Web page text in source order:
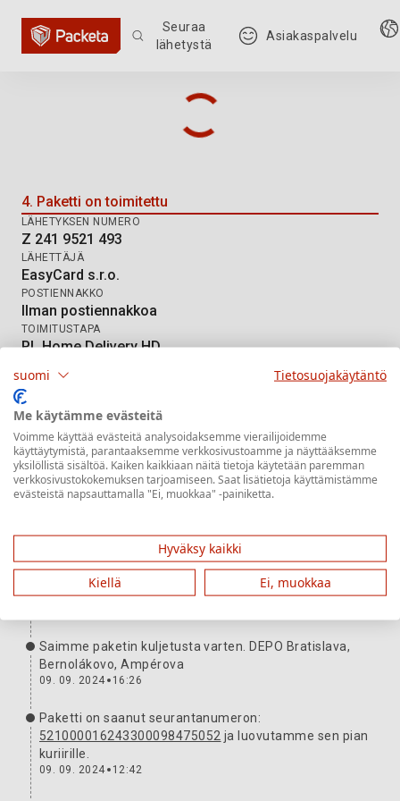
Seuraa
lähetystä
Asiakaspalvelu
Lähetyksen seuranta: Z 241 9521
4. Paketti on toimitettu
LÄHETYKSEN NUMERO
Z 241 9521 493
LÄHETTÄJÄ
EasyCard s.r.o.
POSTIENNAKKO
Ilman postiennakkoa
TOIMITUSTAPA
PL Home Delivery HD
Lähetyksen reitti Lisätietoja
Paketti on mukanasi. Kiitos ja odotamme innolla
seuraavaa kertaa.
Lähetys on saapunut varastolle osoitteessa Bielsko-
Biała, Księdza Józefa Londzina 106. Valmistelemme
sitä parhaillaan toimitukseen.
Saimme paketin kuljetusta varten. DEPO Bratislava,
Bernolákovo, Ampérova
09. 09. 2024 16:26
Paketti on saanut seurantanumeron:
521000016243300098475052 ja luovutamme sen pian
kuriirille.
09. 09. 2024 12:42
suomi Tietosuojakäytäntö
Me käytämme evästeitä
Voimme käyttää evästeitä analysoidaksemme vierailijoidemme
käyttäytymistä, parantaaksemme verkkosivustoamme ja näyttääksemme
yksilöllistä sisältöä. Kaiken kaikkiaan näitä tietoja käytetään paremman
verkkosivustokokemuksen tarjoamiseen. Saat lisätietoja käyttämistämme
evästeistä napsauttamalla "Ei, muokkaa" -painiketta.
Hyväksy kaikki
Kiellä
Ei, muokkaa